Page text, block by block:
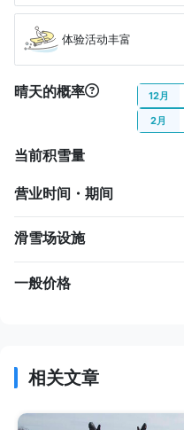
体验活动丰富
晴天的概率 12月
2月
当前积雪量
营业时间・期间
滑雪场设施
一般价格
相关文章